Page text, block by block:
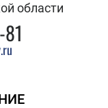
области